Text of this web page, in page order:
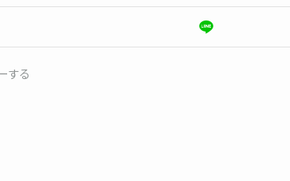
する